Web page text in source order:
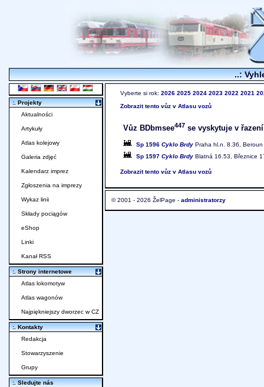
..:
Vyberte si rok: 2026 2025 2024 2023 2022 2021
Zobrazit tento vůz v Atlasu vozů
Vůz BDbmsee447 se vyskytuje v
Sp 1596 Cyklo Brdy Praha hl.n. 8.36,
Sp 1597 Cyklo Brdy Blatná 16.53, Březnice
Zobrazit tento vůz v Atlasu vozů
© 2001 - 2026 ŽelPage - administratorzy
:. Projekty
Aktualności
Artykuły
Atlas kolejowy
Galeria zdjęć
Kalendarz imprez
Zgłoszenia na imprezy
Wykaz linii
Składy pociągów
eShop
Linki
Kanał RSS
:. Strony internetowe
Atlas lokomotyw
Atlas wagonów
Najpiękniejszy dworzec w CZ
:. Kontakty
Redakcja
Stowarzyszenie
Grupy
:. Sledujte nás